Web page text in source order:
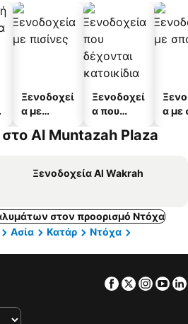
Ξενοδοχεί
α με
Ξενοδοχεί
α που
κατοικίδι
α με
Al Muntazah Plaza
Ξενοδοχεία Al Wakrah
στον προορισμό Ντόχα
Ασία Κατάρ
Ντόχα
Facebook
Twitter